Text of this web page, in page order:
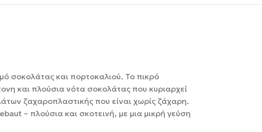
σοκολάτας και πορτοκαλιού. Το πικρό
και πλούσια νότα σοκολάτας που κυριαρχεί
ζαχαροπλαστικής που είναι χωρίς ζάχαρη.
– πλούσια και σκοτεινή, με μια μικρή γεύση